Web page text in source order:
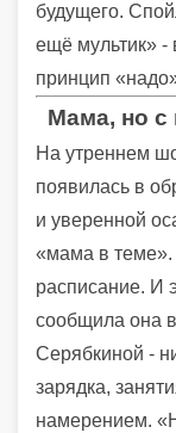
будущего.
ещё мультик» -
принцип
Мама, но с
На утреннем
появилась в
и уверенной
«мама в теме».
расписание. И
сообщила она
Серябкиной -
зарядка,
намерением.